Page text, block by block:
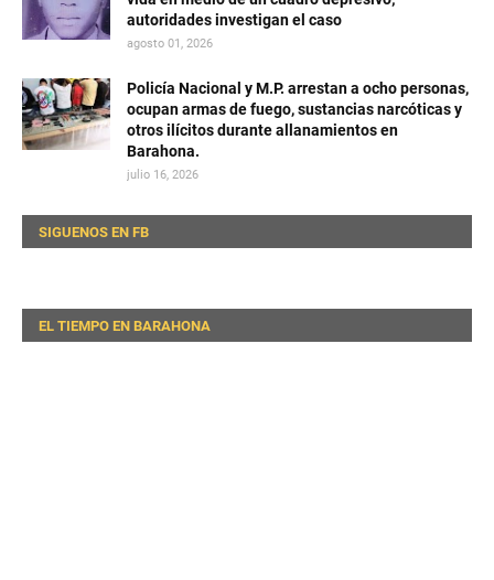
autoridades investigan el caso
agosto 01, 2026
Policía Nacional y M.P. arrestan a ocho personas,
ocupan armas de fuego, sustancias narcóticas y
otros ilícitos durante allanamientos en
Barahona.
julio 16, 2026
SIGUENOS EN FB
EL TIEMPO EN BARAHONA